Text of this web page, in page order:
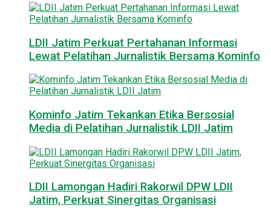
LDII Jatim Perkuat Pertahanan Informasi
Lewat Pelatihan Jurnalistik Bersama Kominfo
Kominfo Jatim Tekankan Etika Bersosial
Media di Pelatihan Jurnalistik LDII Jatim
LDII Lamongan Hadiri Rakorwil DPW LDII
Jatim, Perkuat Sinergitas Organisasi